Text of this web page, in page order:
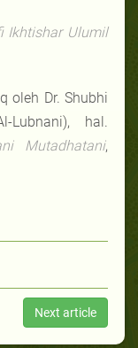
Ikhtishar Ulumil
oleh Dr. Shubhi
Lubnani), hal.
Mutadhatani,
Next article